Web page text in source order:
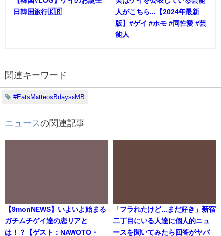
日韓国旅行🇰🇷
人がこちら...【2024年最新
版】#ゲイ #ホモ #同性愛 #芸
能人
関連キーワード
#EatsMatteosBdaysaMB
ニュースの関連記事
【9monNEWS】いよいよ始まる
ガチムチゲイ達の恋リアと
は！？【ゲスト：NAWOTO・
「フラれたけど...まだ好き」新宿
二丁目にいる人達に個人的ニュ
ースを聞いてみたら回答がヤバ